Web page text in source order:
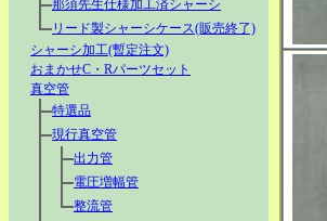
那須先生仕様加工済シャーシ
リード製シャーシケース(販売終了)
シャーシ加工(暫定注文)
おまかせC・Rパーツセット
真空管
特選品
現行真空管
出力管
電圧増幅管
整流管